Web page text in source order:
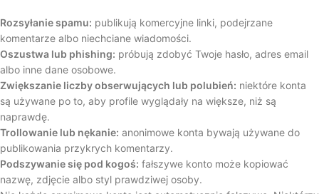
Rozsyłanie spamu: publikują komercyjne linki, podejrzane
komentarze albo niechciane wiadomości.
Oszustwa lub phishing: próbują zdobyć Twoje hasło, adres email
albo inne dane osobowe.
Zwiększanie liczby obserwujących lub polubień: niektóre konta
są używane po to, aby profile wyglądały na większe, niż są
naprawdę.
Trollowanie lub nękanie: anonimowe konta bywają używane do
publikowania przykrych komentarzy.
Podszywanie się pod kogoś: fałszywe konto może kopiować
nazwę, zdjęcie albo styl prawdziwej osoby.